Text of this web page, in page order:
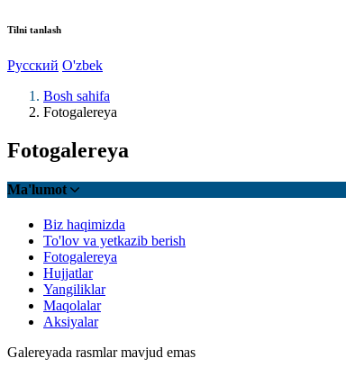
Tilni tanlash
Русский O'zbek
Bosh sahifa
Fotogalereya
Fotogalereya
Ma'lumot
Biz haqimizda
To'lov va yetkazib berish
Fotogalereya
Hujjatlar
Yangiliklar
Maqolalar
Aksiyalar
Galereyada rasmlar mavjud emas